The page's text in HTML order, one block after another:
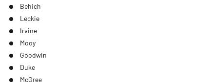
Behich
Leckie
Irvine
Mooy
Goodwin
Duke
McGree